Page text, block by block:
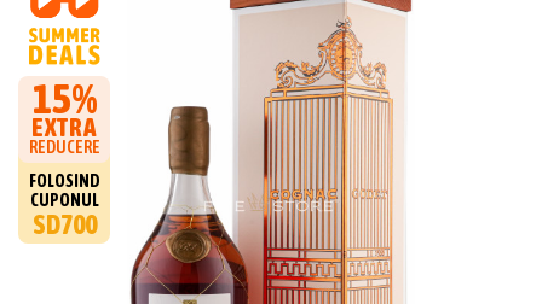
15%
EXTRA
REDUCERE
FOLOSIND
CUPONUL
SD700